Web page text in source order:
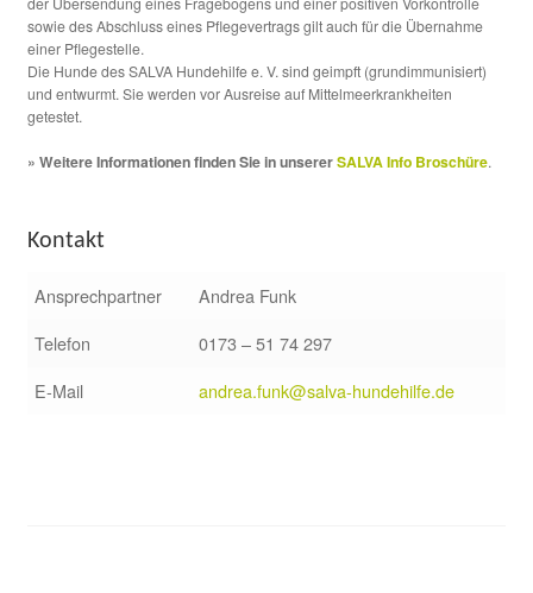
sowie des Abschluss eines Pflegevertrags gilt auch für die Übernahme
einer Pflegestelle.
Die Hunde des SALVA Hundehilfe e. V. sind geimpft (grundimmunisiert)
und entwurmt. Sie werden vor Ausreise auf Mittelmeerkrankheiten
getestet.
» Weitere Informationen finden Sie in unsererSALVA Info Broschüre.
Kontakt
Ansprechpartner
Andrea Funk
Telefon
0173 – 51 74 297
E-Mail
andrea.funk@salva-hundehilfe.de